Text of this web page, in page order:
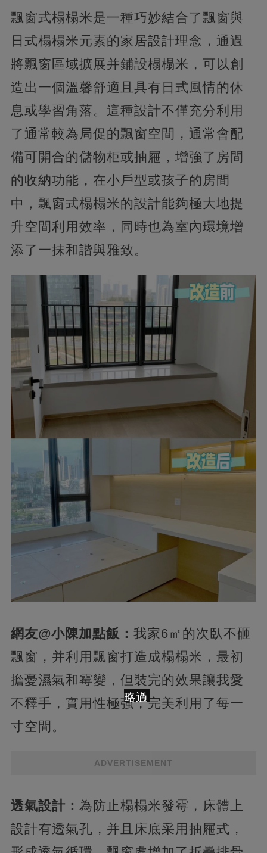
飄窗式榻榻米是一種巧妙結合了飄窗與
日式榻榻米元素的家居設計理念，通過
將飄窗區域擴展并鋪設榻榻米，可以創
造出一個溫馨舒適且具有日式風情的休
息或學習角落。這種設計不僅充分利用
了通常較為局促的飄窗空間，通常會配
備可開合的儲物柜或抽屜，增強了房間
的收納功能，在小戶型或孩子的房間
中，飄窗式榻榻米的設計能夠極大地提
升空間利用效率，同時也為室內環境增
添了一抹和諧與雅致。
網友@小陳加點飯： 我家6㎡的次臥不砸
飄窗，并利用飄窗打造成榻榻米，最初
擔憂濕氣和霉變，但裝完的效果讓我愛
不釋手，實用性極強，完美利用了每一
寸空間。
ADVERTISEMENT
透氣設計： 為防止榻榻米發霉，床體上
設計有透氣孔，并且床底采用抽屜式，
略過